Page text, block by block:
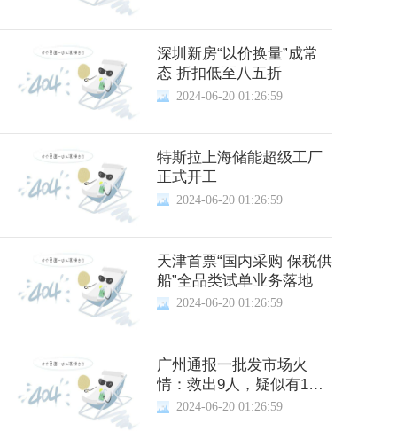
深圳新房“以价换量”成常
态 折扣低至八五折
2024-06-20 01:26:59
特斯拉上海储能超级工厂
正式开工
2024-06-20 01:26:59
天津首票“国内采购 保税供
船”全品类试单业务落地
2024-06-20 01:26:59
广州通报一批发市场火
情：救出9人，疑似有1人
失联2024-06-20 01:26:59